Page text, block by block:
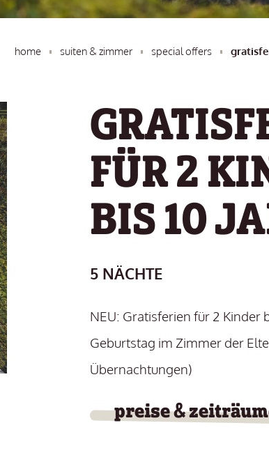
home suiten & zimmer special offers
FÜR 2
BIS 10
5 NÄCHTE
NEU: Gratisferien für 2 Kinder
Geburtstag im Zimmer der
Übernachtungen)
preise &